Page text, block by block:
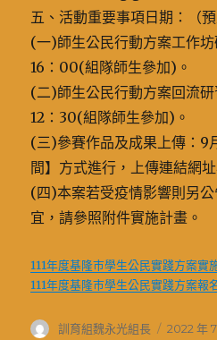
五、活動重要事項日期：（預
(一)師生公民行動方案工作
16：00(組隊師生參加)。
(二)師生公民行動方案回流
12：30(組隊師生參加)。
(三)參賽作品及成果上傳：9
間】方式進行，上傳連結網
(四)本案若受疫情影響則另
宜，請參照附件實施計畫。
111年度基隆巿學生公民實踐方案實
111年度基隆巿學生公民實踐方案報
作
訓育組魏永光組長
發
2022 年